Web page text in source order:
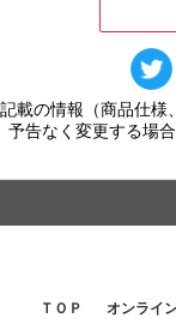
記載の情報（商品仕様
予告なく変更する場
ＴＯＰ オンライ